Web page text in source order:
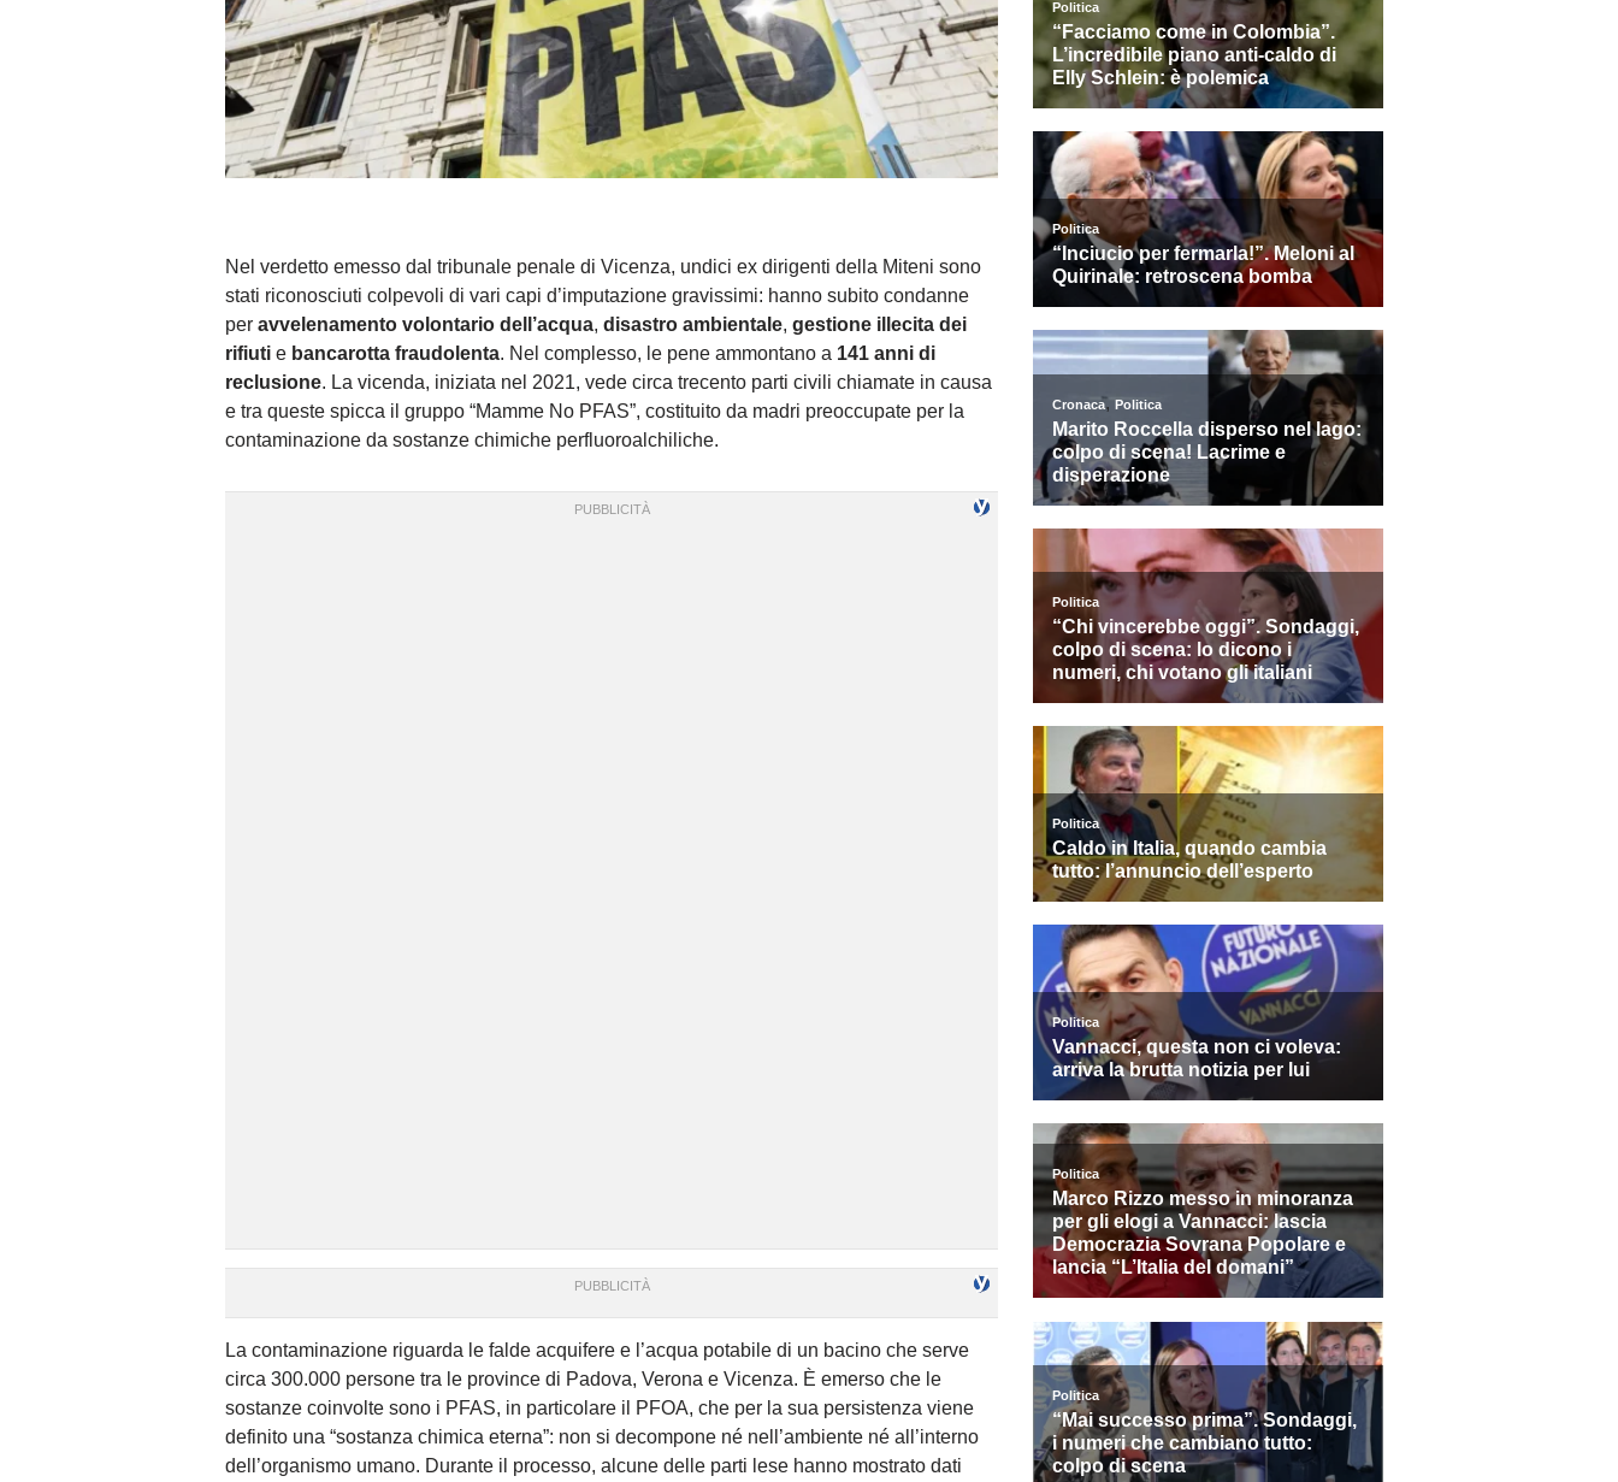
Nel verdetto emesso dal tribunale penale di Vicenza, undici ex dirigenti della Miteni sono
stati riconosciuti colpevoli di vari capi d’imputazione gravissimi: hanno subito condanne
per avvelenamento volontario dell’acqua, disastro ambientale, gestione illecita dei
rifiuti e bancarotta fraudolenta. Nel complesso, le pene ammontano a 141 anni di
reclusione. La vicenda, iniziata nel 2021, vede circa trecento parti civili chiamate in causa
e tra queste spicca il gruppo “Mamme No PFAS”, costituito da madri preoccupate per la
contaminazione da sostanze chimiche perfluoroalchiliche.
La contaminazione riguarda le falde acquifere e l’acqua potabile di un bacino che serve
circa 300.000 persone tra le province di Padova, Verona e Vicenza. È emerso che le
sostanze coinvolte sono i PFAS, in particolare il PFOA, che per la sua persistenza viene
definito una “sostanza chimica eterna”: non si decompone né nell’ambiente né all’interno
dell’organismo umano. Durante il processo, alcune delle parti lese hanno mostrato dati